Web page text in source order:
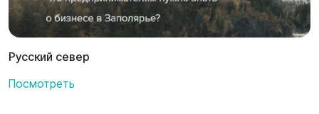
Русский север
Посмотреть